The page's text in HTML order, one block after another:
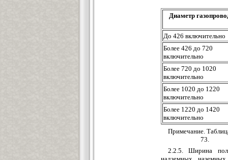
Диаметр
До 426 включительно
Более 426 до 720
включительно
Более 720 до 1020
включительно
Более 1020 до 1220
включительно
Более 1220 до 1420
включительно
Примечание.
73.
2.2.5. Ширина